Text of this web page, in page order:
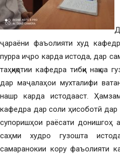
ҷараёни фаъолияти худ
пурра иҷро карда истода, дар
таҳқиқотии кафедра тибқи нақша
дар маҷалаҳои мухталифи
нашр карда истодааст.
кафедра дар соли ҳисоботӣ дар
супоришҳои раёсати донишгоҳ
саҳми худро гузошта
самаранокии кору фаъолияти